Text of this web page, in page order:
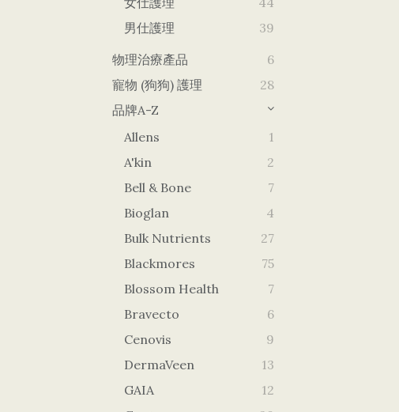
男仕護理
39
物理治療產品
6
寵物 (狗狗) 護理
28
品牌A-Z
Allens
1
A'kin
2
Bell & Bone
7
Bioglan
4
Bulk Nutrients
27
Blackmores
75
Blossom Health
7
Bravecto
6
Cenovis
9
DermaVeen
13
GAIA
12